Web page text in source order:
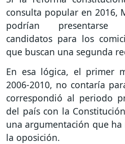
consulta popular en 2016,
podrían presentarse
candidatos para los
que buscan una segunda
En esa lógica, el primer
2006-2010, no contaría
correspondió al periodo
del país con la
una argumentación que ha
la oposición.